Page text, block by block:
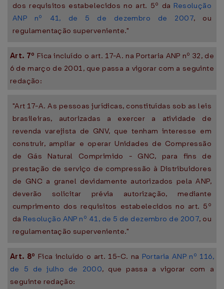
dos requisitos estabelecidos no art. 5º da Resolução
ANP nº 41, de 5 de dezembro de 2007, ou
regulamentação superveniente."
Art. 7º Fica incluído o art. 17-A. na Portaria ANP nº 32, de
6 de março de 2001, que passa a vigorar com a seguinte
redação:
"Art 17-A. As pessoas jurídicas, constituídas sob as leis
brasileiras, autorizadas a exercer a atividade de
revenda varejista de GNV, que tenham interesse em
construir, ampliar e operar Unidades de Compressão
de Gás Natural Comprimido - GNC, para fins de
prestação de serviço de compressão à Distribuidores
de GNC a granel devidamente autorizados pela ANP,
deverão solicitar prévia autorização, mediante
cumprimento dos requisitos estabelecidos no art. 5º
da Resolução ANP nº 41, de 5 de dezembro de 2007, ou
regulamentação superveniente."
Art. 8º Fica incluído o art. 15-C. na Portaria ANP nº 116,
de 5 de julho de 2000, que passa a vigorar com a
seguinte redação: